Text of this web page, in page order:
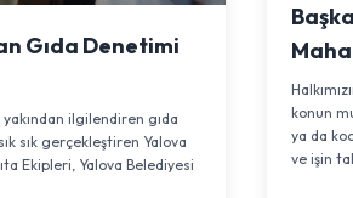
Gıda Denetimi
yakından ilgilendiren gıda
sık gerçekleştiren Yalova
Ekipleri, Yalova Belediyesi
konun
ya da
ve işin